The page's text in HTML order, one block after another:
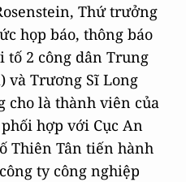
Thứ trưởng
họp báo, thông báo
2 công dân Trung
và Trương Sĩ Long
cho là thành viên của
hợp với Cục An
Thiên Tân tiến hành
ty công nghiệp